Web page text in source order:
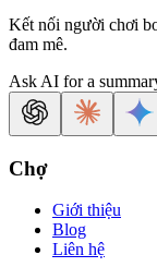
Kết nối người chơi
đam mê.
Ask AI for a
Chợ
Giới thiệu
Blog
Liên hệ